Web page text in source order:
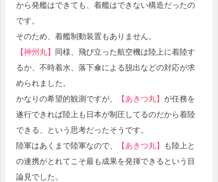
から発艦はできても、着艦はできない構造だったの
です。
そのため、着艦制動装置もありません。
【神州丸】
同様、飛び立った航空機は陸上に着陸す
るか、不時着水、落下傘による脱出などの対応が求
められました。
かなりの希望的観測ですが、
【あきつ丸】 が任務を
遂行できれば陸上も日本が制圧してるのだから着陸
できる、という思考だったそうです。
陸軍はあくまで陸軍なので、
【あきつ丸】
も陸上と
の連携がとれてこそ最も成果を発揮できるという目
論見でした。